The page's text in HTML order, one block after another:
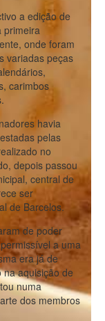
a edição de
primeira
onde foram
variadas peças
carimbos
havia
pelas
no
depois passou
central de
ser
de Barcelos.
de poder
a uma
era já de
aquisição de
numa
dos membros